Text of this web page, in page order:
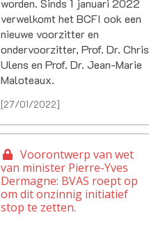
worden. Sinds 1 januari 2022
verwelkomt het BCFI ook een
nieuwe voorzitter en
ondervoorzitter, Prof. Dr. Chris
Ulens en Prof. Dr. Jean-Marie
Maloteaux.
[27/01/2022]
van minister Pierre-Yves
Dermagne: BVAS roept op
om dit onzinnig initiatief
stop te zetten.